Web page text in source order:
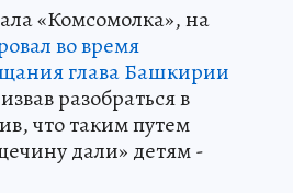
«Комсомолка», на
во время
глава Башкирии
разобраться в
что таким путем
дали» детям -